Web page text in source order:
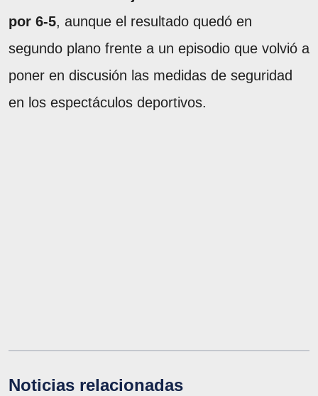
por 6-5, aunque el resultado quedó en
segundo plano frente a un episodio que volvió a
poner en discusión las medidas de seguridad
en los espectáculos deportivos.
Noticias relacionadas